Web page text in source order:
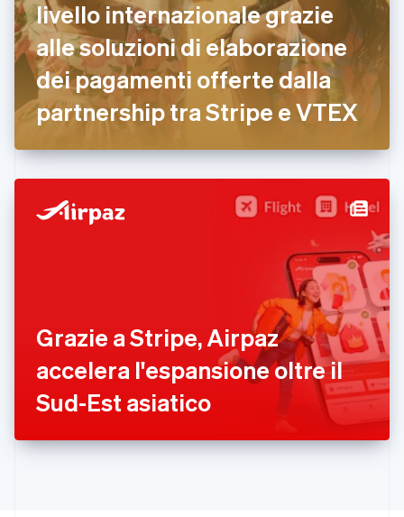
livello internazionale grazie
alle soluzioni di elaborazione
dei pagamenti offerte dalla
partnership tra Stripe e VTEX
Grazie a Stripe, Airpaz
accelera l'espansione oltre il
Sud-Est asiatico
English
Estonia
English
Finlandia
EnglishSvenska
Francia
Germania
日本語
Gibilterra
Irlanda
English
Italia
Italiano English
Lettonia
Liechtenstein